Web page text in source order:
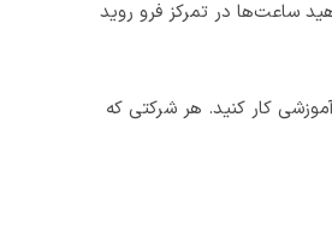
ساعت‌ها در تمرکز فرو روید
کار کنید. هر شرکتی که